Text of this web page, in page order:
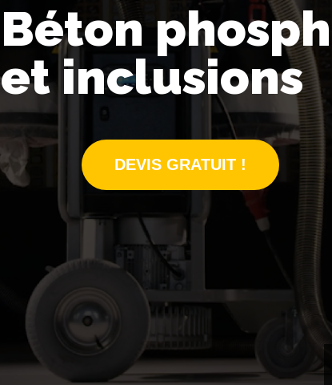
Béton
et inclusions
DEVIS GRATUIT !